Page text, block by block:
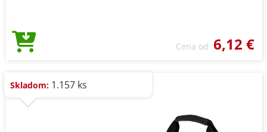
Cena od 6,12 €
Skladom: 1.157 ks